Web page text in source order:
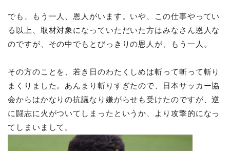
でも、もう一人、恩人がいます。いや、この仕事やってい
る以上、取材対象になっていただいた方はみなさん恩人な
のですが、その中でもとびっきりの恩人が、もう一人。
その方のことを、若き日のわたくしめは斬って斬って斬り
まくりました。あんまり斬りすぎたので、日本サッカー協
会からはかなりの抗議なり嫌がらせも受けたのですが、逆
に闘志に火がついてしまったというか、より攻撃的になっ
てしまいまして。